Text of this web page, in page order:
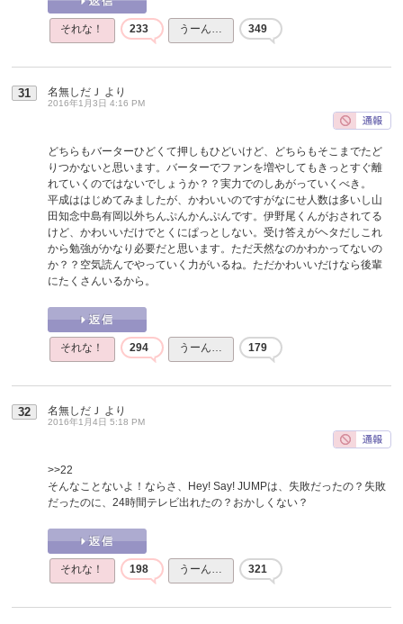
それな！ 233 うーん… 349
31 名無しだＪ より
2016年1月3日 4:16 PM
どちらもバーターひどくて押しもひどいけど、どちらもそこまでたど
りつかないと思います。バーターでファンを増やしてもきっとすぐ離
れていくのではないでしょうか？？実力でのしあがっていくべき。
平成ははじめてみましたが、かわいいのですがなにせ人数は多いし山
田知念中島有岡以外ちんぷんかんぷんです。伊野尾くんがおされてる
けど、かわいいだけでとくにぱっとしない。受け答えがヘタだしこれ
から勉強がかなり必要だと思います。ただ天然なのかわかってないの
か？？空気読んでやっていく力がいるね。ただかわいいだけなら後輩
にたくさんいるから。
それな！ 294 うーん… 179
32 名無しだＪ より
2016年1月4日 5:18 PM
>>22
そんなことないよ！ならさ、Hey! Say! JUMPは、失敗だったの？失敗
だったのに、24時間テレビ出れたの？おかしくない？
それな！ 198 うーん… 321